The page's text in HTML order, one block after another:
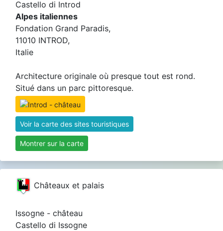
Castello di Introd
Alpes italiennes
Fondation Grand Paradis,
11010 INTROD,
Italie
Architecture originale où presque tout est rond.
Situé dans un parc pittoresque.
Voir la carte des sites touristiques
Montrer sur la carte
Châteaux et palais
Issogne - château
Castello di Issogne